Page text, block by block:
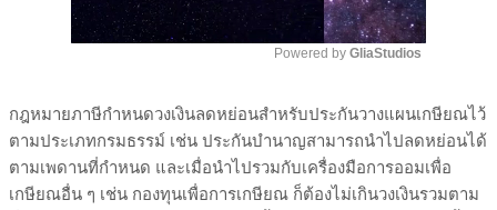
Powered by GliaStudios
กฎหมายภาษีกำหนดวงเงินลดหย่อนสำหรับประกันวางแผนเกษียณไว้
ตามประเภทกรมธรรม์ เช่น ประกันบำนาญสามารถนำไปลดหย่อนได้
ตามเพดานที่กำหนด และเมื่อนำไปรวมกับเครื่องมือการออมเพื่อ
เกษียณอื่น ๆ เช่น กองทุนเพื่อการเกษียณ ก็ต้องไม่เกินวงเงินรวมตาม